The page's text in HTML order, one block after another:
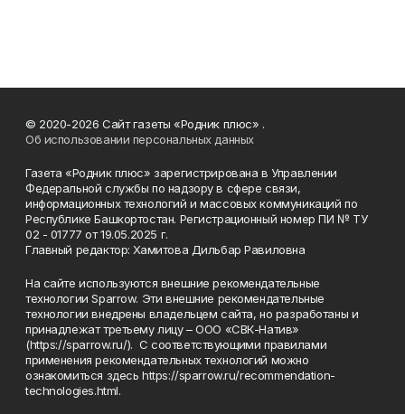
© 2020-2026 Сайт газеты «Родник плюс» .
Об использовании персональных данных
Газета «Родник плюс» зарегистрирована в Управлении
Федеральной службы по надзору в сфере связи,
информационных технологий и массовых коммуникаций по
Республике Башкортостан. Регистрационный номер ПИ № ТУ
02 - 01777 от 19.05.2025 г.
Главный редактор: Хамитова Дильбар Равиловна
На сайте используются внешние рекомендательные
технологии Sparrow. Эти внешние рекомендательные
технологии внедрены владельцем сайта, но разработаны и
принадлежат третьему лицу – ООО «СВК-Натив»
(https://sparrow.ru/). С соответствующими правилами
применения рекомендательных технологий можно
ознакомиться здесь https://sparrow.ru/recommendation-
technologies.html.